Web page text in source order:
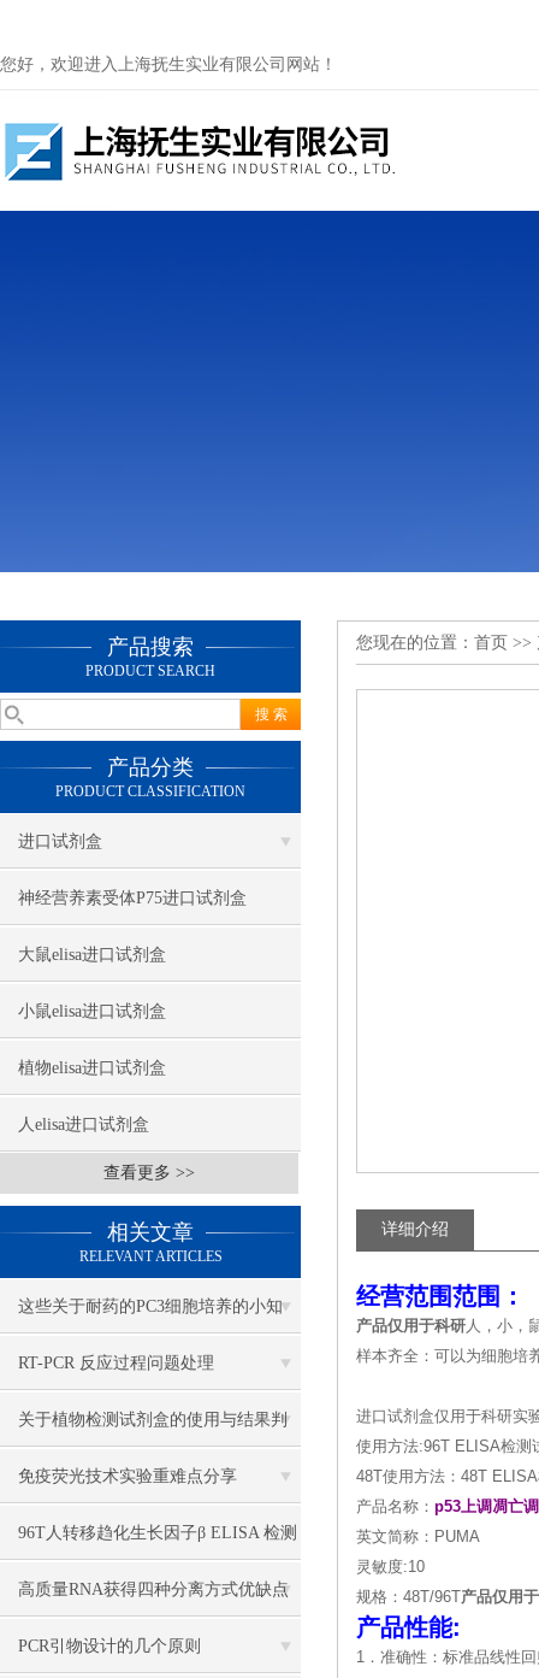
您好，欢迎进入上海抚生实业有限公司网站！
产品搜索
PRODUCT SEARCH
产品分类
PRODUCT CLASSIFICATION
进口试剂盒
神经营养素受体P75进口试剂盒
大鼠elisa进口试剂盒
小鼠elisa进口试剂盒
植物elisa进口试剂盒
人elisa进口试剂盒
查看更多 >>
相关文章
RELEVANT ARTICLES
这些关于耐药的PC3细胞培养的小知
识，你一定要牢牢掌握
RT-PCR 反应过程问题处理
关于植物检测试剂盒的使用与结果判
断，我有妙招
免疫荧光技术实验重难点分享
96T人转移趋化生长因子β ELISA 检测
试剂盒说明书
高质量RNA获得四种分离方式优缺点
PCR引物设计的几个原则
您现在的位置： 首页 >>
详细介绍
经营范围范围：
产品仅用于科研人，小，
样本齐全：可以为细胞培
进口试剂盒仅用于科研实
使用方法:96T ELISA检测
48T使用方法：48T
产品名称： p53上调凋亡
英文简称：PUMA
灵敏度:10
规格：48T/96T 产品仅用
产品性能:
1．准确性：标准品线性